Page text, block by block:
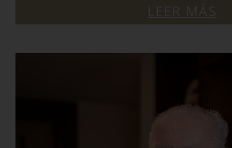
LEER MÁS